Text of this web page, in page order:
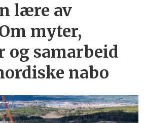
lære av
myter,
og samarbeid
nabo